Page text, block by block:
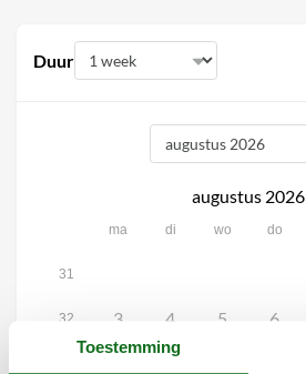
Duur
augustus 2026
ma di wo do
31
32 3 4 5 6
11
Toestemming